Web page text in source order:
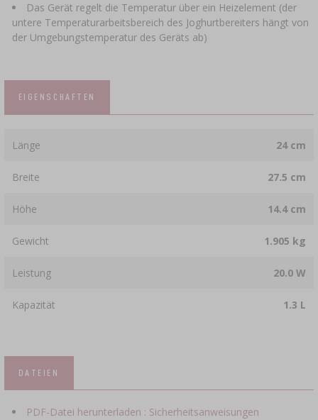
Das Gerät regelt die Temperatur über ein Heizelement (der
untere Temperaturarbeitsbereich des Joghurtbereiters hängt von
der Umgebungstemperatur des Geräts ab)
EIGENSCHAFTEN
Länge 24 cm
Breite 27.5 cm
Höhe 14.4 cm
Gewicht 1.905 kg
Leistung 20.0 W
Kapazität 1.3 L
DATEIEN
PDF-Datei herunterladen : Sicherheitsanweisungen